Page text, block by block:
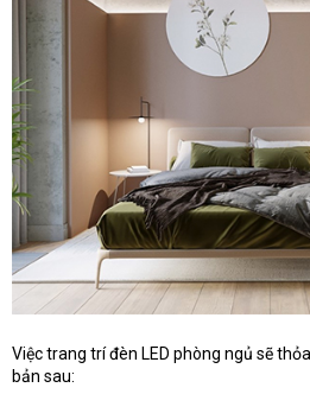
Việc trang trí đèn LED phòng ngủ sẽ
bản sau: